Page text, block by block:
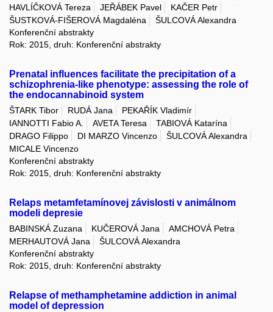
HAVLÍČKOVÁ Tereza
JEŘÁBEK Pavel
KAČER Petr
ŠUSTKOVÁ-FIŠEROVÁ Magdaléna
ŠULCOVÁ Alexandra
Konferenční abstrakty
Rok: 2015, druh: Konferenční abstrakty
Prenatal influences facilitate the precipitation of a
schizophrenia-like phenotype: assessing the role of
the endocannabinoid system
ŠTARK Tibor RUDÁ Jana
PEKAŘÍK Vladimír
IANNOTTI Fabio A.
AVETA Teresa
TABIOVÁ Katarína
DRAGO Filippo
DI MARZO Vincenzo
ŠULCOVÁ Alexandra
MICALE Vincenzo
Konferenční abstrakty
Rok: 2015, druh: Konferenční abstrakty
Relaps metamfetamínovej závislosti v animálnom
modeli depresie
BABINSKÁ Zuzana KUČEROVÁ Jana
AMCHOVÁ Petra
MERHAUTOVÁ Jana
ŠULCOVÁ Alexandra
Konferenční abstrakty
Rok: 2015, druh: Konferenční abstrakty
Relapse of methamphetamine addiction in animal
model of depression